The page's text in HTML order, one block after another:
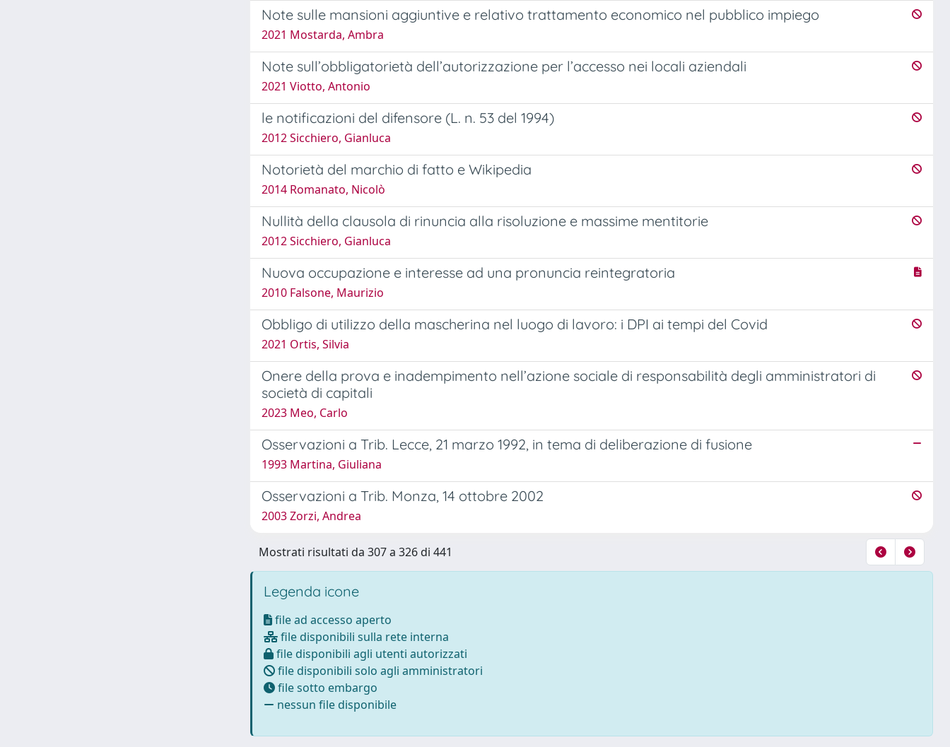
Note sulle mansioni aggiuntive e relativo trattamento economico nel pubblico impiego
2021 Mostarda, Ambra
Note sull’obbligatorietà dell’autorizzazione per l’accesso nei locali aziendali
2021 Viotto, Antonio
le notificazioni del difensore (L. n. 53 del 1994)
2012 Sicchiero, Gianluca
Notorietà del marchio di fatto e Wikipedia
2014 Romanato, Nicolò
Nullità della clausola di rinuncia alla risoluzione e massime mentitorie
2012 Sicchiero, Gianluca
Nuova occupazione e interesse ad una pronuncia reintegratoria
2010 Falsone, Maurizio
Obbligo di utilizzo della mascherina nel luogo di lavoro: i DPI ai tempi del Covid
2021 Ortis, Silvia
Onere della prova e inadempimento nell’azione sociale di responsabilità degli amministratori di
società di capitali
2023 Meo, Carlo
Osservazioni a Trib. Lecce, 21 marzo 1992, in tema di deliberazione di fusione
1993 Martina, Giuliana
Osservazioni a Trib. Monza, 14 ottobre 2002
2003 Zorzi, Andrea
Mostrati risultati da 307 a 326 di 441
Legenda icone
file ad accesso aperto
file disponibili sulla rete interna
file disponibili agli utenti autorizzati
file disponibili solo agli amministratori
file sotto embargo
nessun file disponibile